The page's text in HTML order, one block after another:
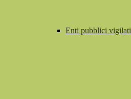
Enti pubblici vigilati